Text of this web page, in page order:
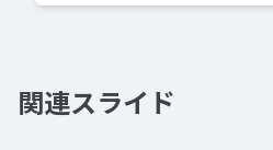
関連スライド